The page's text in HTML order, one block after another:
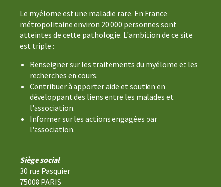
Le myélome est une maladie rare. En France
métropolitaine environ 20 000 personnes sont
atteintes de cette pathologie. L'ambition de ce site
est triple :
Renseigner sur les traitements du myélome et les
recherches en cours.
Contribuer à apporter aide et soutien en
développant des liens entre les malades et
l'association.
Informer sur les actions engagées par
l'association.
Siège social
30 rue Pasquier
75008 PARIS